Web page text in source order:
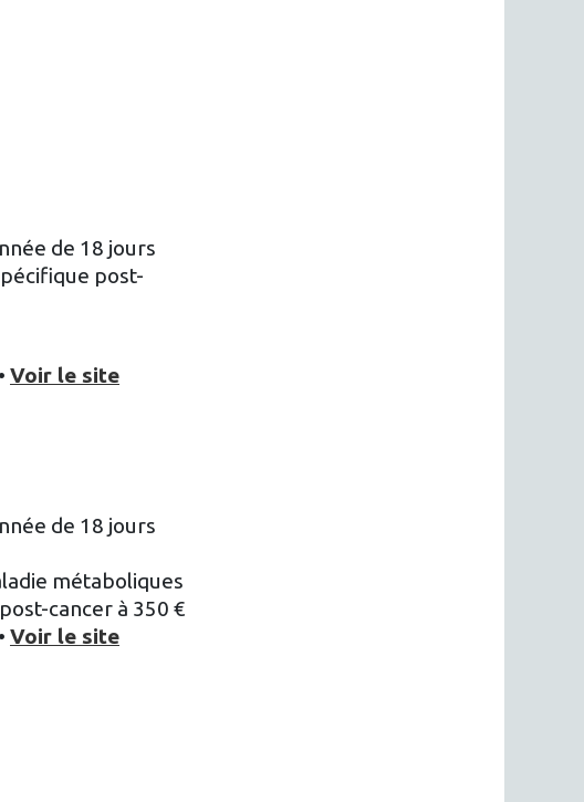
de 18 jours
post-
Voir le site
de 18 jours
métaboliques
cancer à 350 €
Voir le site